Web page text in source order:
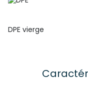
DPE vierge